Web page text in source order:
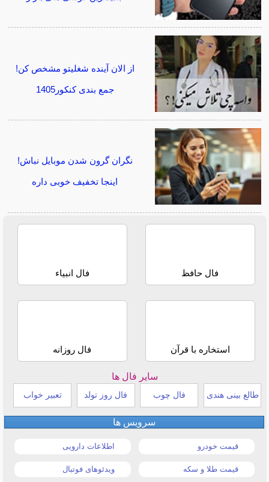
از الان آینده شغلیتو مشخص کن!
جمع بندی کنکور1405
نگران گرون شدن موبایل نباش!
اینجا تخفیف خوبی داره
فال حافظ فال انبیاء
استخاره با قرآن فال روزانه
سایر فال ها
طالع بینی هندی فال چوب فال روز تولد تعبیر خواب
سرویس ها
قیمت خودرو اطلاعات دارویی
قیمت طلا و سکه ویدئوهای فوتبال